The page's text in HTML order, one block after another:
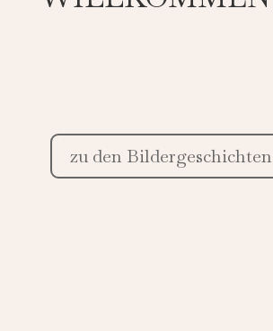
zu den Bildergeschichten